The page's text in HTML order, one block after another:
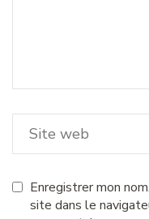
Enregistrer mon
site dans le